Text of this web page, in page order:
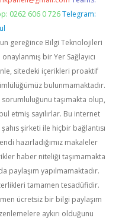
0262 606 0 726 Telegram:
gereğince Bilgi Teknolojileri
bir Yer Sağlayıcı
sitedeki içerikleri proaktif
bulunmamaktadır.
taşımakta olup,
etmiş sayılırlar. Bu internet
şirketi ile hiçbir bağlantısı
hazırladığımız makaleler
haber niteliği taşımamakta
paylaşım yapılmamaktadır.
tamamen tesadüfidir.
ücretsiz bir bilgi paylaşım
aykırı olduğunu